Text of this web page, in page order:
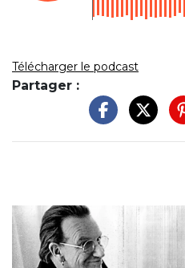
Télécharger le podcast
Partager :